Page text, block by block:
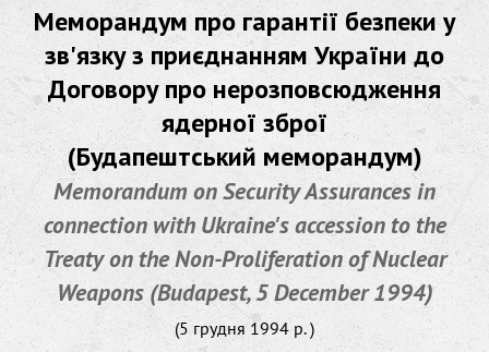
Меморандум про гарантії безпеки у
зв'язку з приєднанням України до
Договору про нерозповсюдження
ядерної зброї
(Будапештський меморандум)
Memorandum on Security Assurances in
connection with Ukraine's accession to the
Treaty on the Non-Proliferation of Nuclear
Weapons (Budapest, 5 December 1994)
(5 грудня 1994 р. )